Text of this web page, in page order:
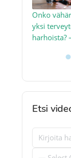
Onko
yksi
harhoista?
●
Etsi